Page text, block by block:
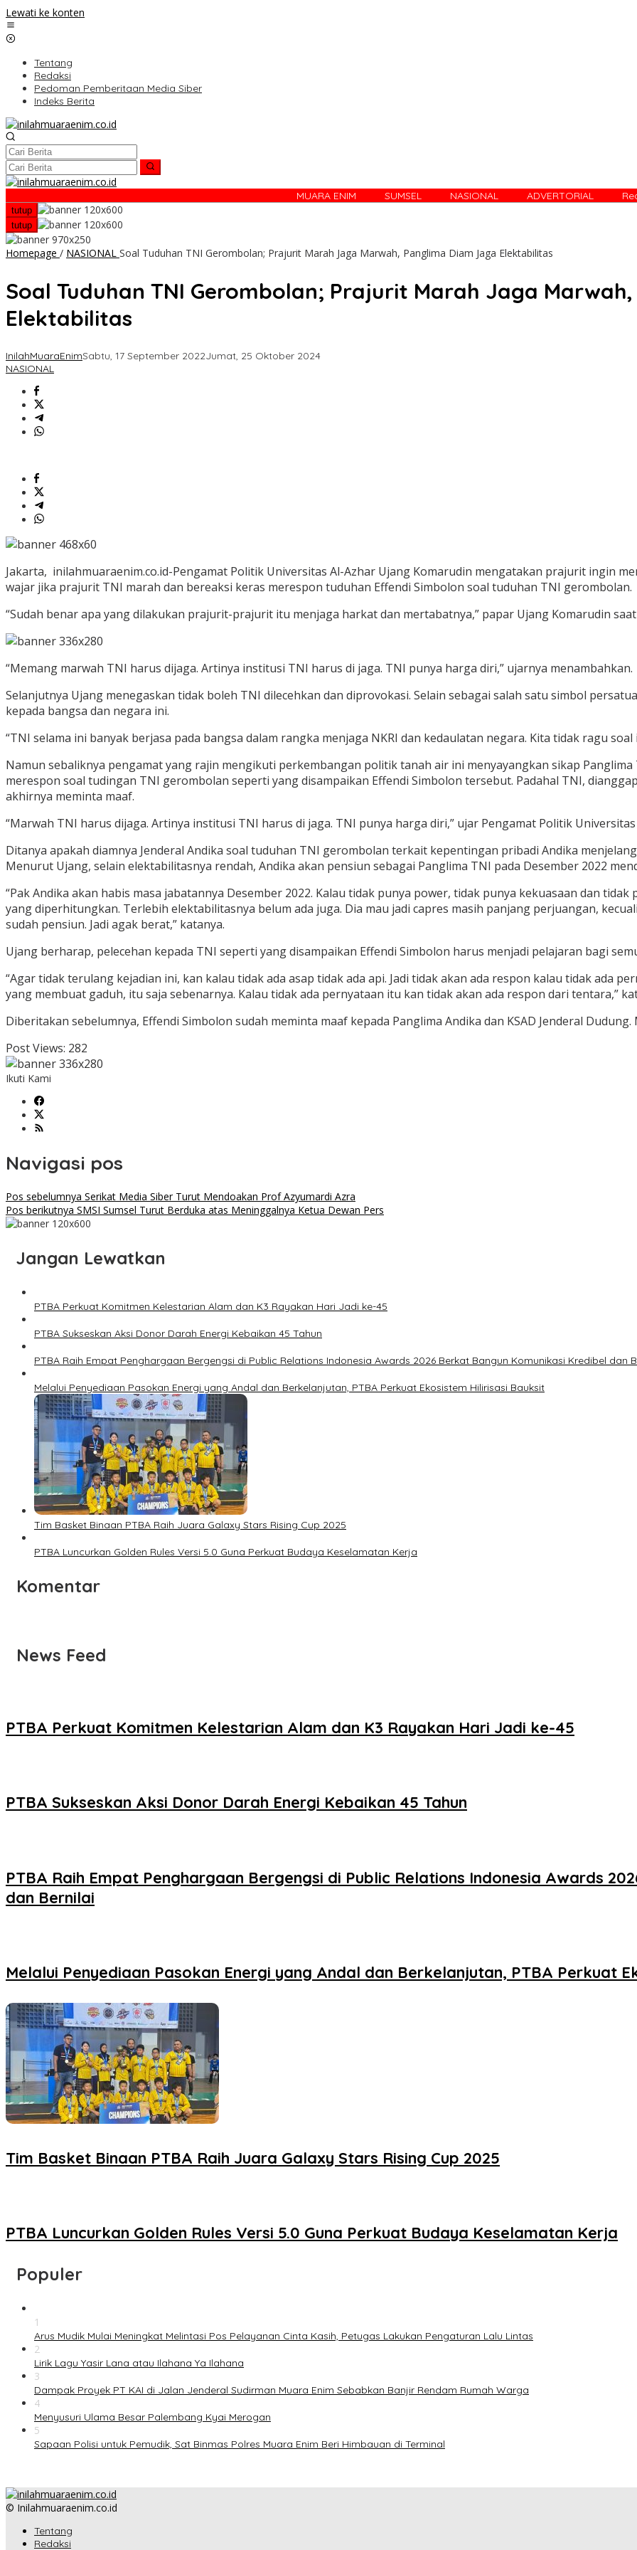
Lewati ke konten
Tentang
Redaksi
Pedoman Pemberitaan Media Siber
Indeks Berita
MUARA ENIM SUMSEL NASIONAL ADVERTORIAL
tutup
tutup
Homepage / NASIONAL Soal Tuduhan TNI Gerombolan; Prajurit Marah Jaga Marwah, Panglima Diam Jaga Elektabilitas
Soal Tuduhan TNI Gerombolan; Prajurit Marah Jaga
Elektabilitas
InilahMuaraEnimSabtu, 17 September 2022Jumat, 25 Oktober 2024
NASIONAL
Jakarta, inilahmuaraenim.co.id-Pengamat Politik Universitas Al-Azhar Ujang Komarudin mengatakan prajurit ingin
wajar jika prajurit TNI marah dan bereaksi keras merespon tuduhan Effendi Simbolon soal tuduhan TNI gerombolan.
“Sudah benar apa yang dilakukan prajurit-prajurit itu menjaga harkat dan mertabatnya,” papar Ujang Komarudin
“Memang marwah TNI harus dijaga. Artinya institusi TNI harus di jaga. TNI punya harga diri,” ujarnya menambahkan.
Selanjutnya Ujang menegaskan tidak boleh TNI dilecehkan dan diprovokasi. Selain sebagai salah satu simbol
kepada bangsa dan negara ini.
“TNI selama ini banyak berjasa pada bangsa dalam rangka menjaga NKRI dan kedaulatan negara. Kita tidak ragu
Namun sebaliknya pengamat yang rajin mengikuti perkembangan politik tanah air ini menyayangkan sikap Panglima
merespon soal tudingan TNI gerombolan seperti yang disampaikan Effendi Simbolon tersebut. Padahal TNI,
akhirnya meminta maaf.
“Marwah TNI harus dijaga. Artinya institusi TNI harus di jaga. TNI punya harga diri,” ujar Pengamat Politik
Ditanya apakah diamnya Jenderal Andika soal tuduhan TNI gerombolan terkait kepentingan pribadi Andika
Menurut Ujang, selain elektabilitasnya rendah, Andika akan pensiun sebagai Panglima TNI pada Desember 2022
“Pak Andika akan habis masa jabatannya Desember 2022. Kalau tidak punya power, tidak punya kekuasaan dan
yang diperhitungkan. Terlebih elektabilitasnya belum ada juga. Dia mau jadi capres masih panjang perjuangan,
sudah pensiun. Jadi agak berat,” katanya.
Ujang berharap, pelecehan kepada TNI seperti yang disampaikan Effendi Simbolon harus menjadi pelajaran bagi
“Agar tidak terulang kejadian ini, kan kalau tidak ada asap tidak ada api. Jadi tidak akan ada respon kalau tidak ada
yang membuat gaduh, itu saja sebenarnya. Kalau tidak ada pernyataan itu kan tidak akan ada respon dari tentara,”
Diberitakan sebelumnya, Effendi Simbolon sudah meminta maaf kepada Panglima Andika dan KSAD Jenderal
Post Views: 282
Ikuti Kami
Navigasi pos
Pos sebelumnya Serikat Media Siber Turut Mendoakan Prof Azyumardi Azra
Pos berikutnya SMSI Sumsel Turut Berduka atas Meninggalnya Ketua Dewan Pers
Jangan Lewatkan
PTBA Perkuat Komitmen Kelestarian Alam dan K3 Rayakan Hari Jadi ke-45
PTBA Sukseskan Aksi Donor Darah Energi Kebaikan 45 Tahun
PTBA Raih Empat Penghargaan Bergengsi di Public Relations Indonesia Awards 2026 Berkat Bangun Komunikasi Kredibel dan
Melalui Penyediaan Pasokan Energi yang Andal dan Berkelanjutan, PTBA Perkuat Ekosistem Hilirisasi Bauksit
Tim Basket Binaan PTBA Raih Juara Galaxy Stars Rising Cup 2025
PTBA Luncurkan Golden Rules Versi 5.0 Guna Perkuat Budaya Keselamatan Kerja
Komentar
News Feed
PTBA Perkuat Komitmen Kelestarian Alam dan K3 Rayakan Hari Jadi ke-45
PTBA Sukseskan Aksi Donor Darah Energi Kebaikan 45 Tahun
PTBA Raih Empat Penghargaan Bergengsi di Public Relations Indonesia Awards
dan Bernilai
Melalui Penyediaan Pasokan Energi yang Andal dan Berkelanjutan, PTBA Perkuat
Tim Basket Binaan PTBA Raih Juara Galaxy Stars Rising Cup 2025
PTBA Luncurkan Golden Rules Versi 5.0 Guna Perkuat Budaya Keselamatan Kerja
Populer
1
Arus Mudik Mulai Meningkat Melintasi Pos Pelayanan Cinta Kasih, Petugas Lakukan Pengaturan Lalu Lintas
2
Lirik Lagu Yasir Lana atau Ilahana Ya Ilahana
3
Dampak Proyek PT KAI di Jalan Jenderal Sudirman Muara Enim Sebabkan Banjir Rendam Rumah Warga
4
Menyusuri Ulama Besar Palembang Kyai Merogan
5
Sapaan Polisi untuk Pemudik, Sat Binmas Polres Muara Enim Beri Himbauan di Terminal
© Inilahmuaraenim.co.id
Tentang
Redaksi